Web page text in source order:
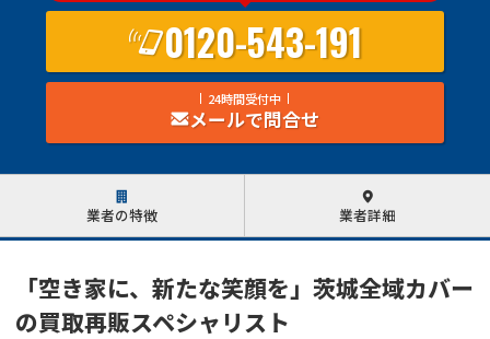
0120-543-191
24時間受付中
メールで問合せ
業者の特徴 業者詳細
「空き家に、新たな笑顔を」茨城全域カバー
の買取再販スペシャリスト